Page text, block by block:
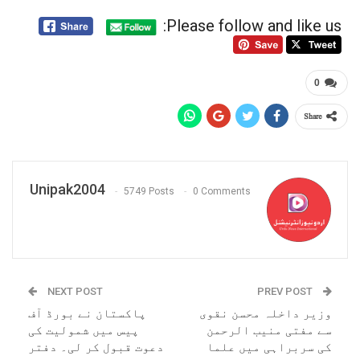
Please follow and like us:
0
Share
Unipak2004 5749 Posts 0 Comments
وزیر داخلہ محسن نقوی
سے مفتی منیب الرحمن
کی سربراہی میں علما
NEXT POST
پاکستان نے بورڈ آف
پیس میں شمولیت کی
دعوت قبول کر لی۔ دفتر